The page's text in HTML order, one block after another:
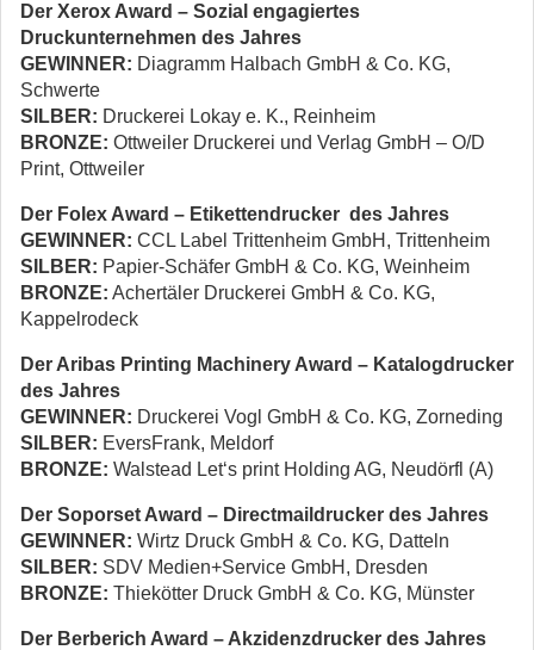
Der Xerox Award – Sozial engagiertes
Druckunternehmen des Jahres
GEWINNER: Diagramm Halbach GmbH & Co. KG,
Schwerte
SILBER: Druckerei Lokay e. K., Reinheim
BRONZE: Ottweiler Druckerei und Verlag GmbH – O/D
Print, Ottweiler
Der Folex Award – Etikettendrucker des Jahres
GEWINNER: CCL Label Trittenheim GmbH, Trittenheim
SILBER: Papier-Schäfer GmbH & Co. KG, Weinheim
BRONZE: Achertäler Druckerei GmbH & Co. KG,
Kappelrodeck
Der Aribas Printing Machinery Award – Katalogdrucker
des Jahres
GEWINNER: Druckerei Vogl GmbH & Co. KG, Zorneding
SILBER: EversFrank, Meldorf
BRONZE: Walstead Let‘s print Holding AG, Neudörfl (A)
Der Soporset Award – Directmaildrucker des Jahres
GEWINNER: Wirtz Druck GmbH & Co. KG, Datteln
SILBER: SDV Medien+Service GmbH, Dresden
BRONZE: Thiekötter Druck GmbH & Co. KG, Münster
Der Berberich Award – Akzidenzdrucker des Jahres